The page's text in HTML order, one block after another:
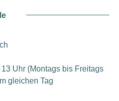
Uhr (Montags bis Freitags
gleichen Tag